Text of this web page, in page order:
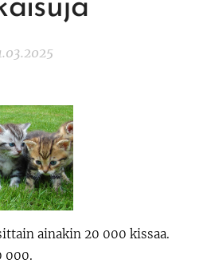
ainakin 20 000 kissaa.
000.